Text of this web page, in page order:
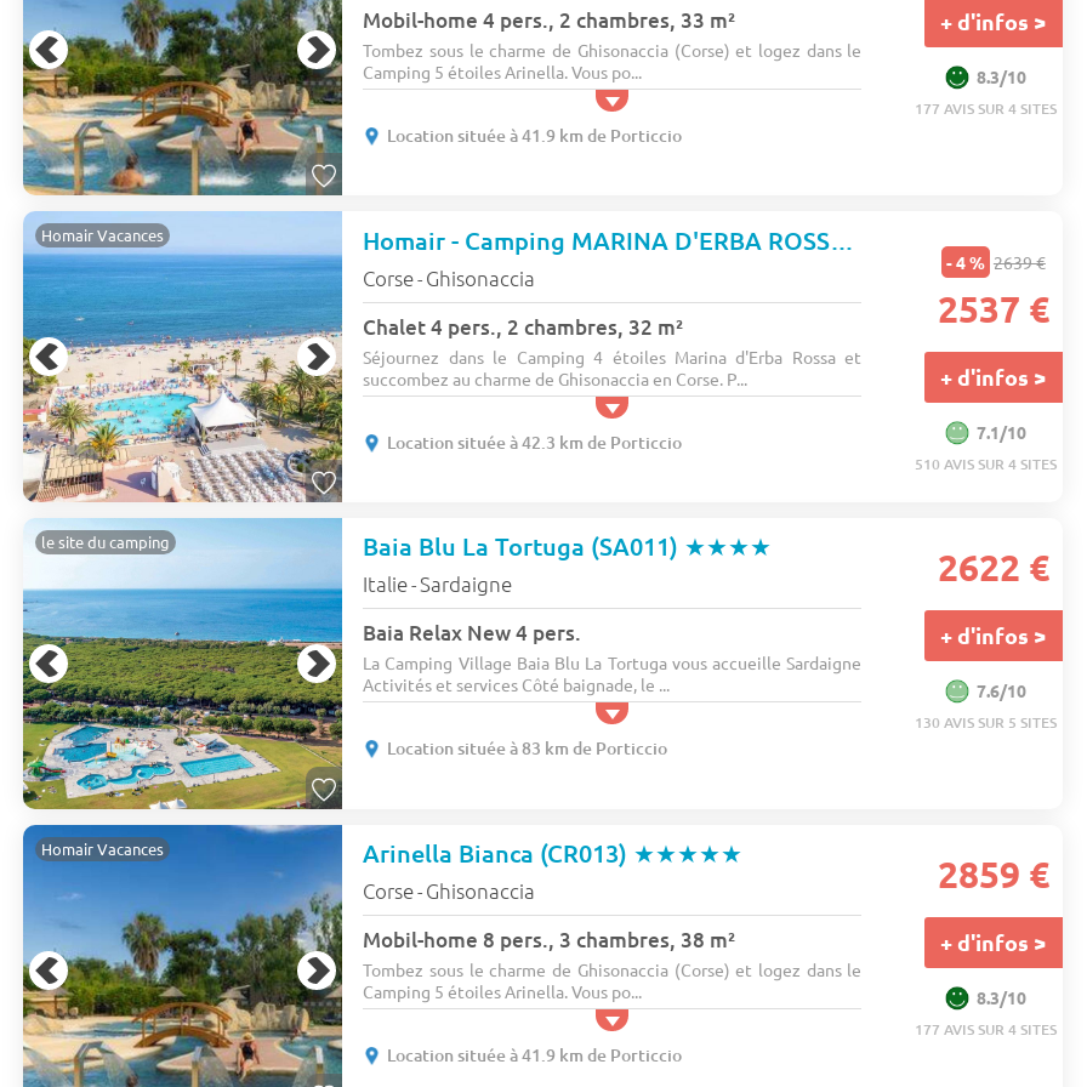
Mobil-home 4 pers., 2 chambres, 33 m²
Tombez sous le charme de Ghisonaccia (Corse) et logez dans le
Camping 5 étoiles Arinella. Vous po...
Location située à 41.9 km de Porticcio
+ d'infos >
8.3/10
177 AVIS SUR 4 SITES
Homair Vacances Homair - Camping MARINA D'ERBA ROSSA
Corse- Ghisonaccia
Chalet 4 pers., 2 chambres, 32 m²
Séjournez dans le Camping 4 étoiles Marina d'Erba Rossa et
succombez au charme de Ghisonaccia en Corse. P...
Location située à 42.3 km de Porticcio
- 4 % 2639 €
2537 €
+ d'infos >
7.1/10
510 AVIS SUR 4 SITES
le site du camping Baia Blu La Tortuga (SA011) ★★★★
Italie-Sardaigne
Baia Relax New 4 pers.
La Camping Village Baia Blu La Tortuga vous accueille Sardaigne
Activités et services Côté baignade, le ...
Location située à 83 km de Porticcio
2622 €
+ d'infos >
7.6/10
130 AVIS SUR 5 SITES
Homair Vacances Arinella Bianca (CR013) ★★★★★
Corse- Ghisonaccia
Mobil-home 8 pers., 3 chambres, 38 m²
Tombez sous le charme de Ghisonaccia (Corse) et logez dans le
Camping 5 étoiles Arinella. Vous po...
Location située à 41.9 km de Porticcio
2859 €
+ d'infos >
8.3/10
177 AVIS SUR 4 SITES